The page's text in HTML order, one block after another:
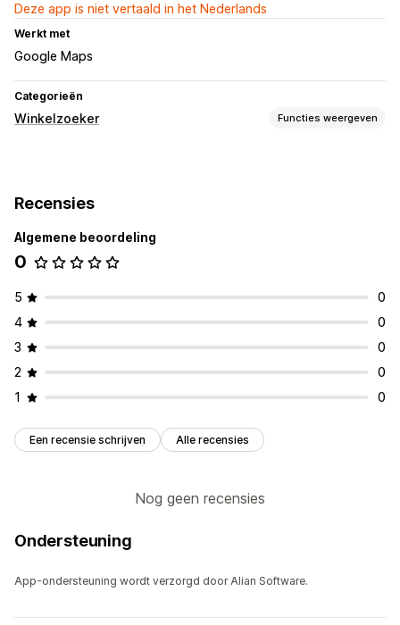
Deze app is niet vertaald in het Nederlands
Werkt met
Google Maps
Categorieën
Winkelzoeker Functies weergeven
Aangepaste pictogrammen
Importeren en exporteren
Recensies
Algemene beoordeling
0
5
0
4
0
3
0
2
0
1
0
Een recensie schrijven Alle recensies
Nog geen recensies
Ondersteuning
App-ondersteuning wordt verzorgd door Alian Software.